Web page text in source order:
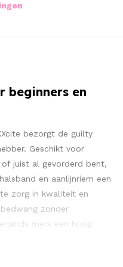
beginners en
bezorgt de guilty
Geschikt voor
juist al gevorderd bent,
en aanlijnriem een
zorg in kwaliteit en
zonder
merk een hoog